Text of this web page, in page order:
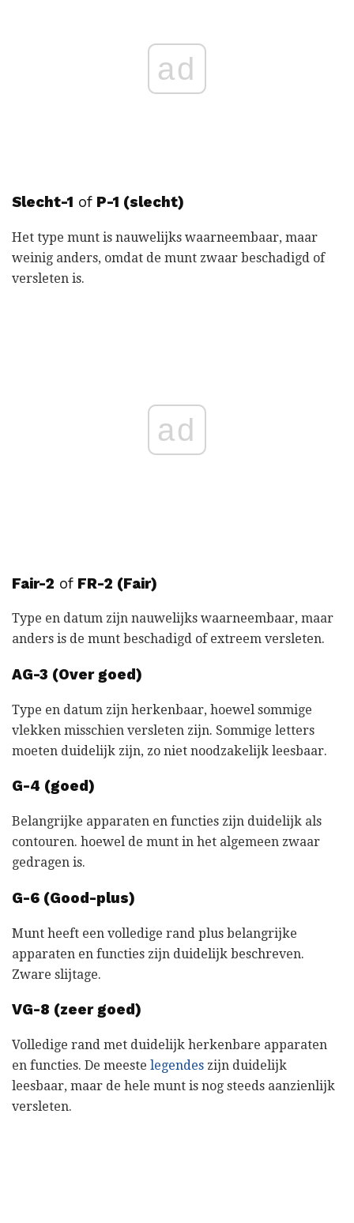
ad
Slecht-1 of P-1 (slecht)
Het type munt is nauwelijks waarneembaar, maar
weinig anders, omdat de munt zwaar beschadigd of
versleten is.
ad
Fair-2 of FR-2 (Fair)
Type en datum zijn nauwelijks waarneembaar, maar
anders is de munt beschadigd of extreem versleten.
AG-3 (Over goed)
Type en datum zijn herkenbaar, hoewel sommige
vlekken misschien versleten zijn. Sommige letters
moeten duidelijk zijn, zo niet noodzakelijk leesbaar.
G-4 (goed)
Belangrijke apparaten en functies zijn duidelijk als
contouren. hoewel de munt in het algemeen zwaar
gedragen is.
G-6 (Good-plus)
Munt heeft een volledige rand plus belangrijke
apparaten en functies zijn duidelijk beschreven.
Zware slijtage.
VG-8 (zeer goed)
Volledige rand met duidelijk herkenbare apparaten
en functies. De meeste legendes zijn duidelijk
leesbaar, maar de hele munt is nog steeds aanzienlijk
versleten.